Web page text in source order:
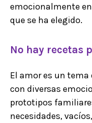
emocionalmente
que se ha elegido.
No hay recetas
El amor es un
con diversas
prototipos
necesidades,